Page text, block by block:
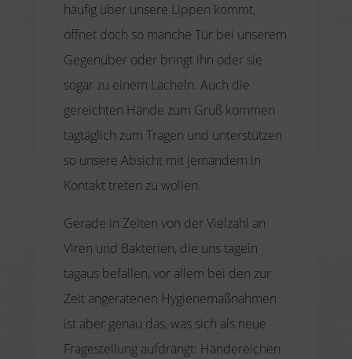
häufig über unsere Lippen kommt,
öffnet doch so manche Tür bei unserem
Gegenüber oder bringt ihn oder sie
sogar zu einem Lächeln. Auch die
gereichten Hände zum Gruß kommen
tagtäglich zum Tragen und unterstützen
so unsere Absicht mit jemandem in
Kontakt treten zu wollen.
Gerade in Zeiten von der Vielzahl an
Viren und Bakterien, die uns tagein
tagaus befallen, vor allem bei den zur
Zeit angeratenen Hygienemaßnahmen
ist aber genau das, was sich als neue
Fragestellung aufdrängt: Händereichen